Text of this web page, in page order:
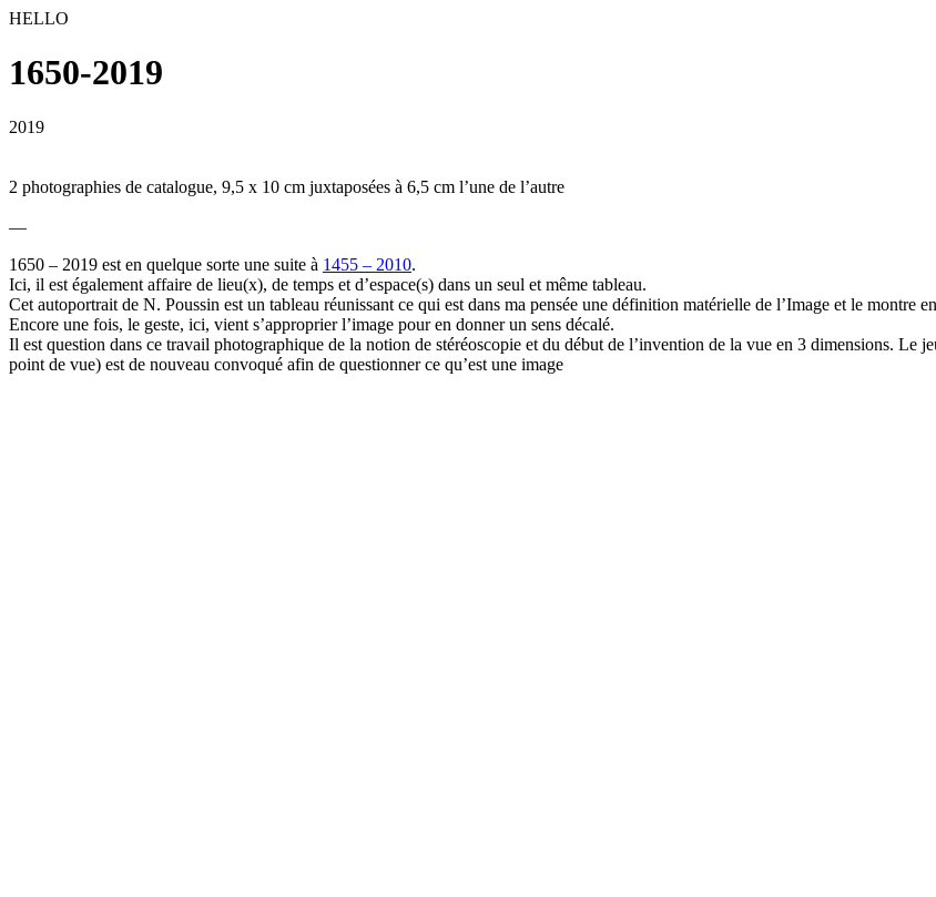
HELLO
1650-2019
2019
2 photographies de catalogue, 9,5 x 10 cm juxtaposées à 6,5 cm l’une de l’autre
—
1650 – 2019 est en quelque sorte une suite à 1455 – 2010.
Ici, il est également affaire de lieu(x), de temps et d’espace(s) dans un seul et même tableau.
Cet autoportrait de N. Poussin est un tableau réunissant ce qui est dans ma pensée une définition matérielle de l’Image et le montre
Encore une fois, le geste, ici, vient s’approprier l’image pour en donner un sens décalé.
Il est question dans ce travail photographique de la notion de stéréoscopie et du début de l’invention de la vue en 3 dimensions. Le
point de vue) est de nouveau convoqué afin de questionner ce qu’est une image